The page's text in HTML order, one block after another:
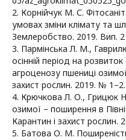
2. Корнійчук М. С.
умовах зміни клімату та
Землеробство. 2019. Вип. 2
3. Пармінська Л. М.,
осінній період на
агроценозу пшениці
захист рослин. 2019. №
4. Крючкова Л. О., Грицюк
озимої – поширення в
Карантин і захист рослин.
5. Батова О. М.